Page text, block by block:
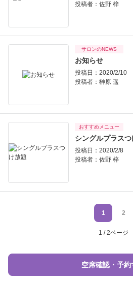
投稿者： 佐野 梓
サロンのNEWS
お知らせ
投稿日：2020/2/10
投稿者： 榊原 遥
おすすめメニュー
シングルプラスつ
投稿日：2020/2/8
投稿者： 佐野 梓
1 2
1 / 2ページ
空席確認・予約